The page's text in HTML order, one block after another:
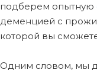
подберем опытную
деменцией с
которой вы
Одним словом, мы